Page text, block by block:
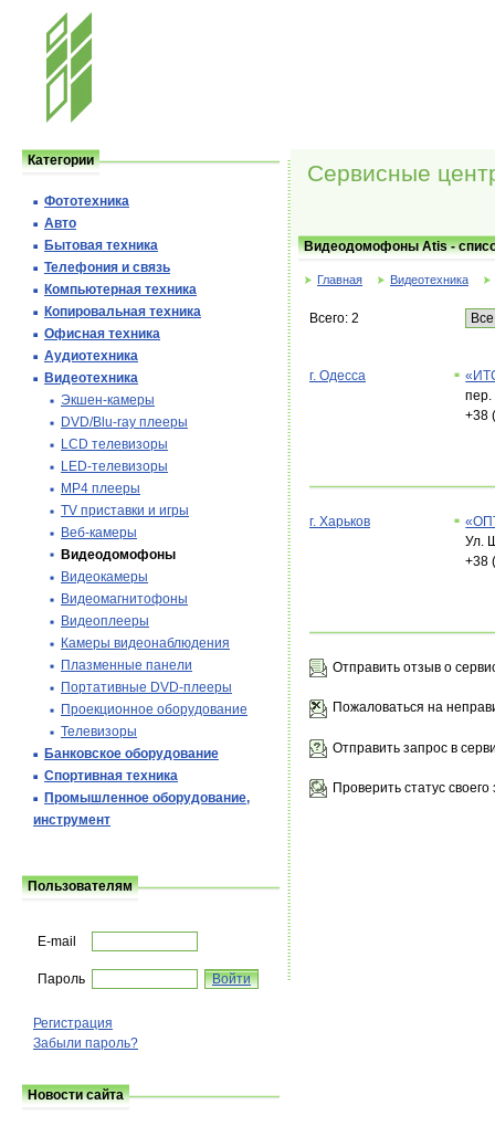
Сервисные
Видеодомофоны Atis -
Главная Видеотехника
Всего: 2
г. Одесса
пер.
+38
г. Харьков
Ул.
+38
Отправить отзыв о
Пожаловаться на
Отправить запрос в
Проверить статус своего
Категории
Фототехника
Авто
Бытовая техника
Телефония и cвязь
Компьютерная техника
Копировальная техника
Офисная техника
Аудиотехника
Видеотехника
Экшен-камеры
DVD/Blu-ray плееры
LCD телевизоры
LED-телевизоры
MP4 плееры
TV приставки и игры
Веб-камеры
Видеодомофоны
Видеокамеры
Видеомагнитофоны
Видеоплееры
Камеры видеонаблюдения
Плазменные панели
Портативные DVD-плееры
Проекционное оборудование
Телевизоры
Банковское оборудование
Спортивная техника
Промышленное оборудование,
инструмент
Пользователям
E-mail
Пароль
Регистрация
Забыли пароль?
Новости сайта